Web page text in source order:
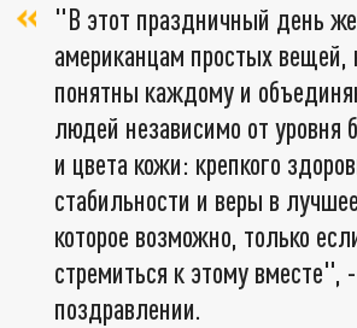
"В этот праздничный день
американцам простых вещей,
понятны каждому и
людей независимо от уровня
и цвета кожи: крепкого
стабильности и веры в
которое возможно, только
стремиться к этому вместе",
поздравлении.